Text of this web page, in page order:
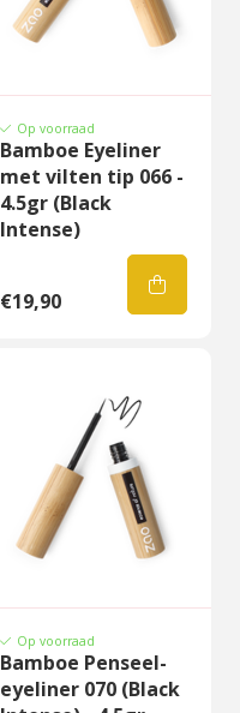
Op voorraad
Bamboe Eyeliner
met vilten tip 066 -
4.5gr (Black
Intense)
€19,90
Op voorraad
Bamboe Penseel-
eyeliner 070 (Black